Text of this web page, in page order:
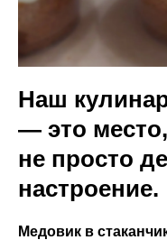
Наш
— это
не просто
настроение.
Медовик в